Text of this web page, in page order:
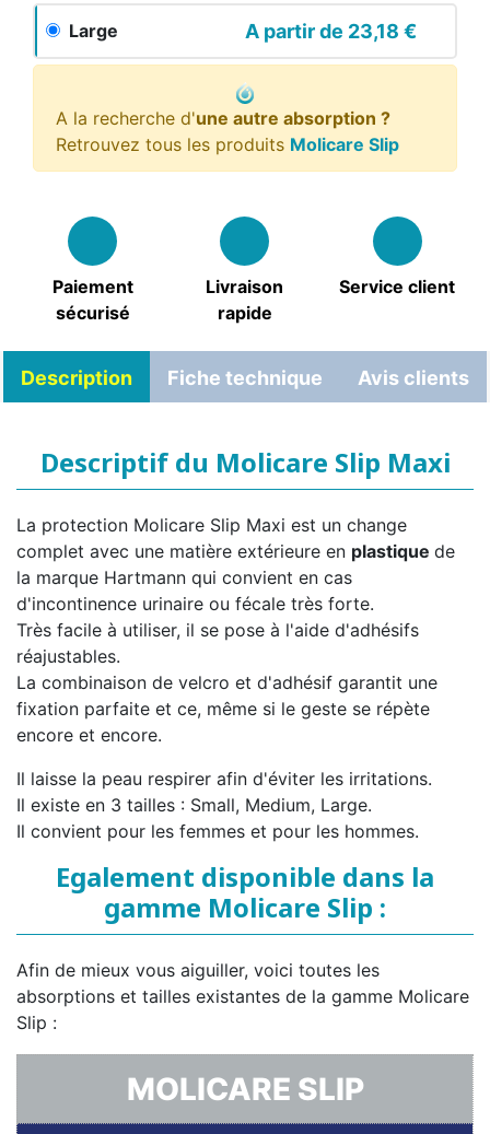
Large A partir de 23,18 €
A la recherche d'une autre absorption ?
Retrouvez tous les produits Molicare Slip
Paiement
sécurisé
Livraison
rapide
Service client
Description Fiche technique Avis clients
Descriptif du Molicare Slip Maxi
La protection Molicare Slip Maxi est un change
complet avec une matière extérieure en plastique de
la marque Hartmann qui convient en cas
d'incontinence urinaire ou fécale très forte.
Très facile à utiliser, il se pose à l'aide d'adhésifs
réajustables.
La combinaison de velcro et d'adhésif garantit une
fixation parfaite et ce, même si le geste se répète
encore et encore.
Il laisse la peau respirer afin d'éviter les irritations.
Il existe en 3 tailles : Small, Medium, Large.
Il convient pour les femmes et pour les hommes.
Egalement disponible dans la
gamme Molicare Slip :
Afin de mieux vous aiguiller, voici toutes les
absorptions et tailles existantes de la gamme Molicare
Slip :
MOLICARE SLIP